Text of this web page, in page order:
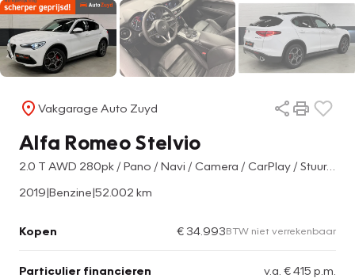
Vakgarage Auto Zuyd
Alfa Romeo Stelvio
2.0 T AWD 280pk / Pano / Navi / Camera / CarPlay / Stuur-Stoel-Verwarming
2019|Benzine|52.002 km
Kopen € 34.993BTW niet verrekenbaar
Particulier financieren v.a. € 415 p.m.